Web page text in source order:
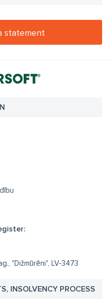
statement
"Dižmūrēni", LV-3473
INSOLVENCY PROCESS